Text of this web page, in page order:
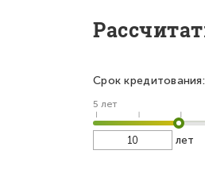
Срок кредитования:
5 лет
лет